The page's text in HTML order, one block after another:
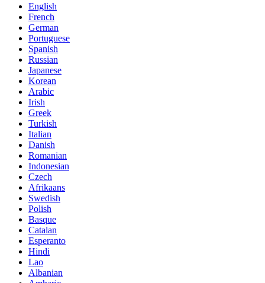
English
French
German
Portuguese
Spanish
Russian
Japanese
Korean
Arabic
Irish
Greek
Turkish
Italian
Danish
Romanian
Indonesian
Czech
Afrikaans
Swedish
Polish
Basque
Catalan
Esperanto
Hindi
Lao
Albanian